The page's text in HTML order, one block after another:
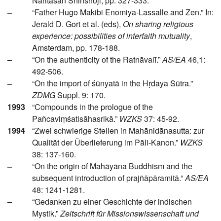
–
“Father Hugo Makibi Enomiya-Lassalle and Zen.” In:
Jerald D. Gort et al. (eds), On sharing religious
experience: possibilities of interfaith mutuality,
Amsterdam, pp. 178-188.
–
“On the authenticity of the Ratnāvalī.”AS/EA 46,1:
492-506.
–
“On the import of śūnyatā in the Hṛdaya Sūtra.”
ZDMGSuppl. 9: 170.
1993
“Compounds in the prologue of the
Pañcaviṃśatisāhasrikā.” WZKS37: 45-92.
1994
“Zwei schwierige Stellen in Mahānidānasutta: zur
Qualität der Überlieferung im Pāli-Kanon.” WZKS
38: 137-160.
–
“On the origin of Mahāyāna Buddhism and the
subsequent introduction of prajñāpāramitā.”AS/EA
48: 1241-1281.
–
“Gedanken zu einer Geschichte der indischen
Mystik.”Zeitschrift für Missionswissenschaft und